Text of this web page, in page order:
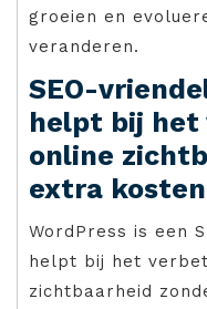
groeien en
veranderen.
SEO-
helpt bij het
online
extra
WordPress is een
helpt bij het
zichtbaarheid